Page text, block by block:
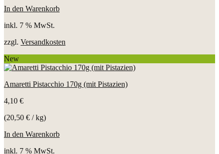
In den Warenkorb
inkl. 7 % MwSt.
zzgl. Versandkosten
New
Amaretti Pistacchio 170g (mit Pistazien)
4,10 €
(20,50 € /kg)
In den Warenkorb
inkl. 7 % MwSt.